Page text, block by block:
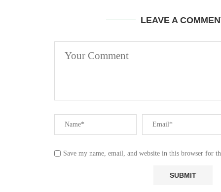
LEAVE A
Save my name, email, and website in this browser for